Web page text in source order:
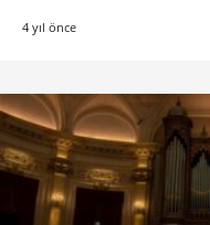
4 yıl önce